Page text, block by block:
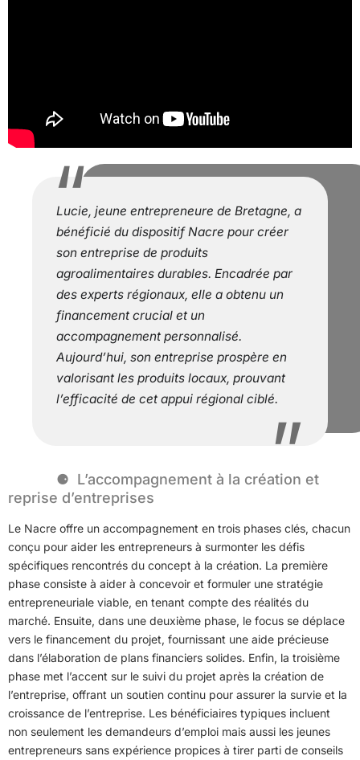
Lucie, jeune entrepreneure de Bretagne, a
bénéficié du dispositif Nacre pour créer
son entreprise de produits
agroalimentaires durables. Encadrée par
des experts régionaux, elle a obtenu un
financement crucial et un
accompagnement personnalisé.
Aujourd’hui, son entreprise prospère en
valorisant les produits locaux, prouvant
l’efficacité de cet appui régional ciblé.
L’accompagnement à la création et
reprise d’entreprises
Le Nacre offre un accompagnement en trois phases clés, chacun
conçu pour aider les entrepreneurs à surmonter les défis
spécifiques rencontrés du concept à la création. La première
phase consiste à aider à concevoir et formuler une stratégie
entrepreneuriale viable, en tenant compte des réalités du
marché. Ensuite, dans une deuxième phase, le focus se déplace
vers le financement du projet, fournissant une aide précieuse
dans l’élaboration de plans financiers solides. Enfin, la troisième
phase met l’accent sur le suivi du projet après la création de
l’entreprise, offrant un soutien continu pour assurer la survie et la
croissance de l’entreprise. Les bénéficiaires typiques incluent
non seulement les demandeurs d’emploi mais aussi les jeunes
entrepreneurs sans expérience propices à tirer parti de conseils